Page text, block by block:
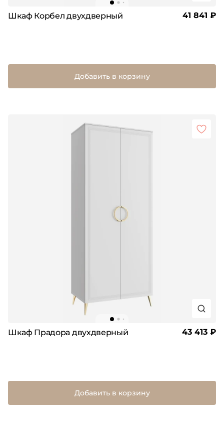
Шкаф Корбел двухдверный 41 841 ₽
Добавить в корзину
Шкаф Прадора двухдверный 43 413 ₽
Добавить в корзину